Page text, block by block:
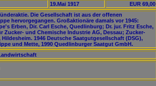
19.Mai 1917
EUR 69,00
Die Gesellschaft ist aus der offenen
hervorgegangen. Großaktionäre damals vor 1945:
Erben, Dir. Carl Esche, Quedlinburg; Dr. jur. Fritz Esche,
Zucker- und Chemische Industrie AG, Dessau; Zucker-
1946 Deutsche Saatgutgesellschaft (DSG),
und Mette, 1990 Quedlinburger Saatgut GmbH.